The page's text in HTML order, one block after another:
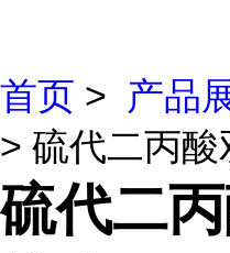
首页 > 产品
> 硫代二丙
硫代二